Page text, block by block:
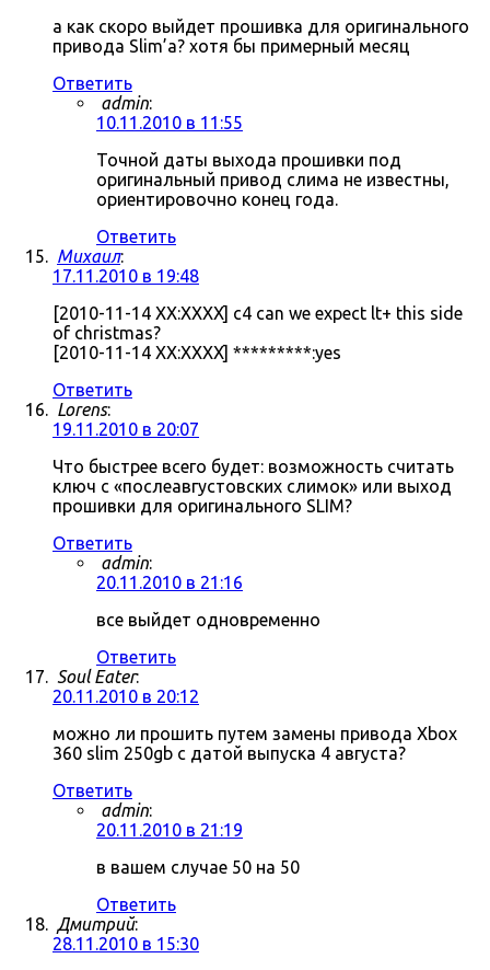
а как скоро выйдет прошивка для оригинального
привода Slim’а? хотя бы примерный месяц
Ответить
admin:
10.11.2010 в 11:55
Точной даты выхода прошивки под
оригинальный привод слима не известны,
ориентировочно конец года.
Ответить
Михаил:
17.11.2010 в 19:48
[2010-11-14 XX:XXXX] c4 can we expect lt+ this side
of christmas?
[2010-11-14 XX:XXXX] *********:yes
Ответить
Lorens:
19.11.2010 в 20:07
Что быстрее всего будет: возможность считать
ключ с «послеавгустовских слимок» или выход
прошивки для оригинального SLIM?
Ответить
admin:
20.11.2010 в 21:16
все выйдет одновременно
Ответить
Soul Eater:
20.11.2010 в 20:12
можно ли прошить путем замены привода Xbox
360 slim 250gb с датой выпуска 4 августа?
Ответить
admin:
20.11.2010 в 21:19
в вашем случае 50 на 50
Ответить
Дмитрий:
28.11.2010 в 15:30